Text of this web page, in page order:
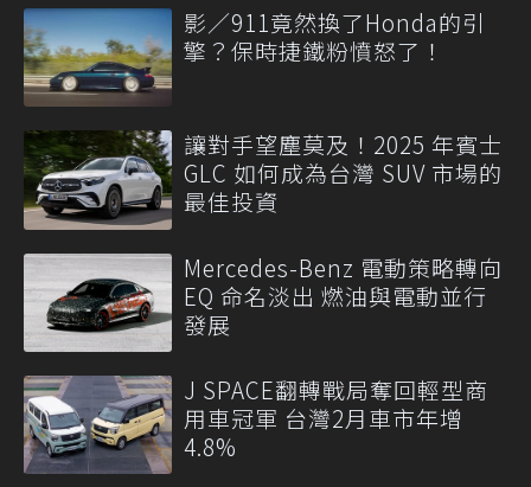
影／911竟然換了Honda的引
擎？保時捷鐵粉憤怒了！
讓對手望塵莫及！2025 年賓士
GLC 如何成為台灣 SUV 市場的
最佳投資
Mercedes-Benz 電動策略轉向
EQ 命名淡出 燃油與電動並行
發展
J SPACE翻轉戰局奪回輕型商
用車冠軍 台灣2月車市年增
4.8%